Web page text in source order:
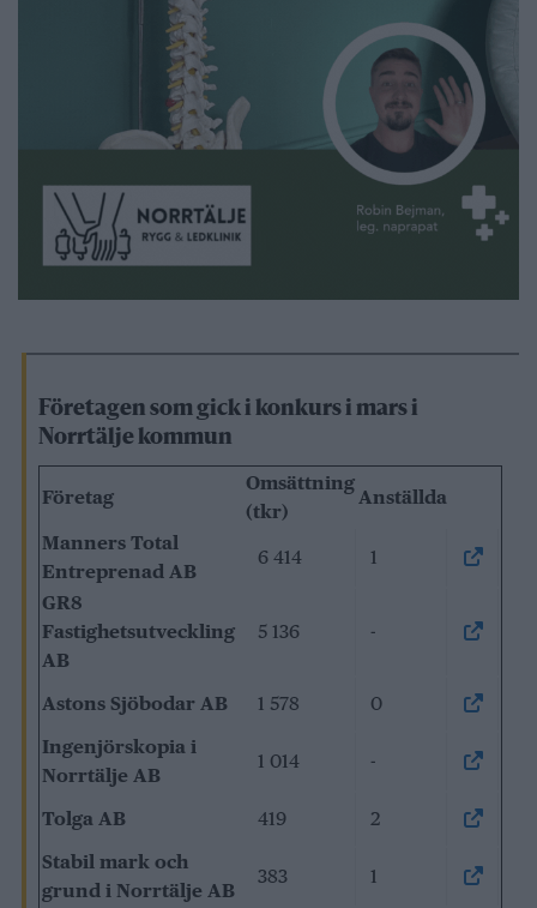
Företagen som gick i konkurs i mars i
Norrtälje kommun
Företag
Omsättning
(tkr)
Anställda
Manners Total
Entreprenad AB
6 414 1 ↗
GR8
Fastighetsutveckling
AB
5 136 - ↗
Astons Sjöbodar AB 1 578 0 ↗
Ingenjörskopia i
Norrtälje AB
1 014 - ↗
Tolga AB 419 2 ↗
Stabil mark och
grund i Norrtälje AB
383 1 ↗